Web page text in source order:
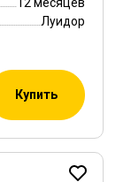
Луидор
Купить